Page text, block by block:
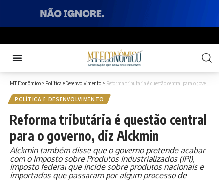
MT Econômico > Política e Desenvolvimento > Reforma tributária é questão central para o governo, diz Alckmin
POLÍTICA E DESENVOLVIMENTO
Reforma tributária é questão central
para o governo, diz Alckmin
Alckmin também disse que o governo pretende acabar
com o Imposto sobre Produtos Industrializados (IPI),
imposto federal que incide sobre produtos nacionais e
importados que passaram por algum processo de